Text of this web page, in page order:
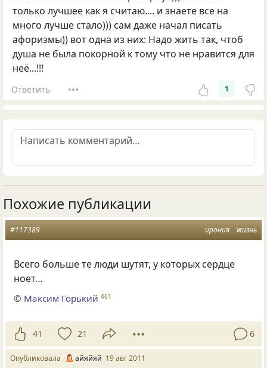
только лучшее как я считаю.... и знаете все на
много лучше стало))) сам даже начал писать
афоризмы)) вот одна из них: Надо жить так, чтоб
душа не была покорной к тому что не нравится для
неё...!!!
Ответить 1
Похожие публикации
ирония жизнь
#117389
Всего больше те люди шутят, у которых сердце
ноет…
© Максим Горький 461
41 21 6
Опубликовала айяйяй 19 авг 2011